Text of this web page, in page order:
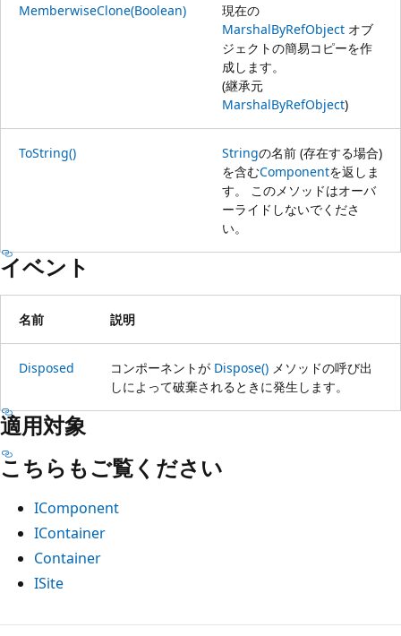
MemberwiseClone(Boolean)
現在の
MarshalByRefObject オブ
ジェクトの簡易コピーを作
成します。
(継承元
MarshalByRefObject)
ToString() Stringの名前 (存在する場合)
を含むComponentを返しま
す。 このメソッドはオーバ
ーライドしないでくださ
い。
イベント
名前 説明
Disposed コンポーネントが Dispose() メソッドの呼び出
しによって破棄されるときに発生します。
適用対象
こちらもご覧ください
IComponent
IContainer
Container
ISite